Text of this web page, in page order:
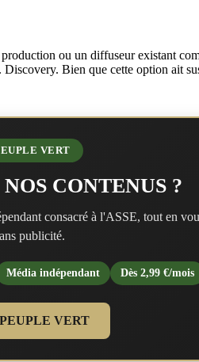
ou un diffuseur existant
Bien que cette option ait
VERT
CONTENUS ?
consacré à l'ASSE, tout en
publicité.
Média indépendant Dès 2,99 €/mois
VERT